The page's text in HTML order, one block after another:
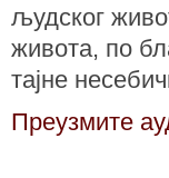
људског
живота, по
тајне
Преузмите